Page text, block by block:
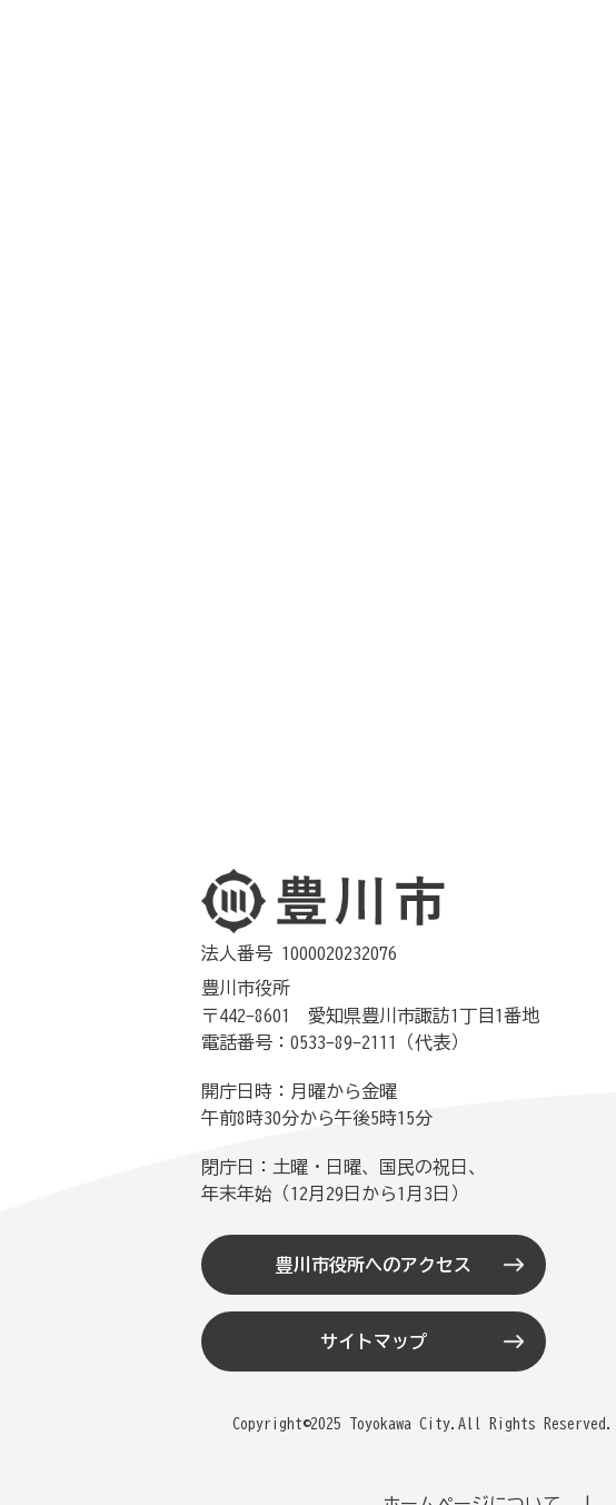
法人番号 1000020232076
豊川市役所
〒442-8601 愛知県豊川市諏訪1丁目1番地
電話番号：0533-89-2111（代表）
開庁日時：月曜から金曜
午前8時30分から午後5時15分
閉庁日：土曜・日曜、国民の祝日、
年末年始（12月29日から1月3日）
豊川市役所へのアクセス
サイトマップ
Copyright©2025 Toyokawa City.All Rights Reserved.